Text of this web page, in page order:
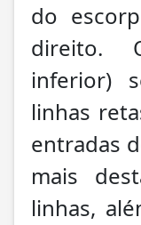
do
direito.
inferior)
linhas
entradas
mais
linhas,